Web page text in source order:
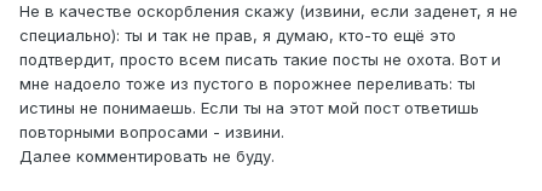
Не в качестве оскорбления скажу (извини, если заденет, я не
специально): ты и так не прав, я думаю, кто-то ещё это
подтвердит, просто всем писать такие посты не охота. Вот и
мне надоело тоже из пустого в порожнее переливать: ты
истины не понимаешь. Если ты на этот мой пост ответишь
повторными вопросами - извини.
Далее комментировать не буду.